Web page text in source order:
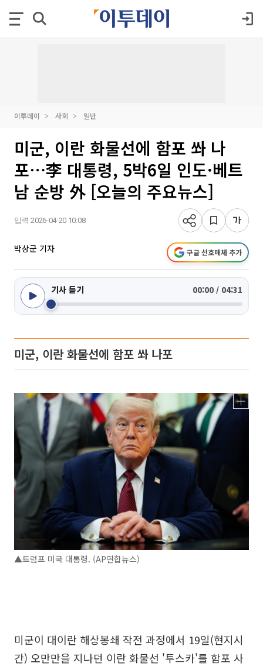
이투데이 사회 일반
미군, 이란 화물선에 함포 쏴 나
포⋯李 대통령, 5박6일 인도·베트
남 순방 外 [오늘의 주요뉴스]
입력 2026-04-20 10:08
박상군 기자 구글 선호매체 추가
기사 듣기 00:00 / 04:31
미군, 이란 화물선에 함포 쏴 나포
▲트럼프 미국 대통령. (AP연합뉴스)
미군이 대이란 해상봉쇄 작전 과정에서 19일(현지시
간) 오만만을 지나던 이란 화물선 '투스카'를 함포 사